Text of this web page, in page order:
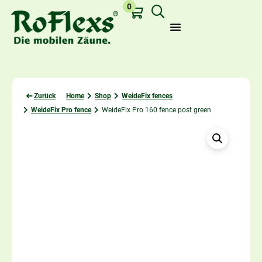
0
Zurück Home Shop
WeideFix fences
WeideFix Pro fence
WeideFix Pro 160 fence post green